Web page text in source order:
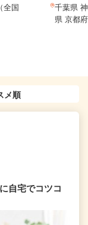
全国
千葉県
県 京都
自宅でコツコ